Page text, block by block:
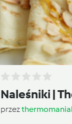
Naleśniki |
przez